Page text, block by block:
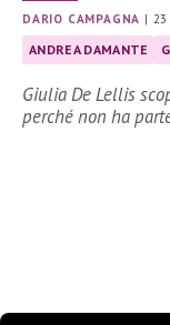
DARIO CAMPAGNA |
ANDREA DAMANTE
Giulia De Lellis
perché non ha